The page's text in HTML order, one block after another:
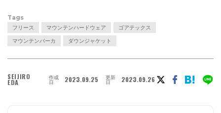
Tags
フリース マウンテンハードウェア ゴアテックス
マウンテンパーカ ダウンジャケット
SEIJIRO
EDA
作成
日 2023.09.25 更新
日 2023.09.26